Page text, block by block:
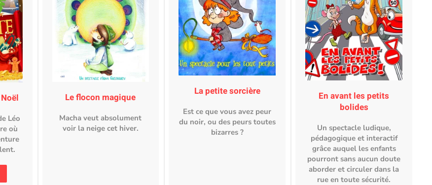
Léo
où
Le flocon magique
Macha veut absolument
voir la neige cet hiver.
La petite sorcière
Est ce que vous avez peur
du noir, ou des peurs toutes
bizarres ?
En avant les petits
bolides
Un spectacle ludique,
pédagogique et interactif
grâce auquel les enfants
pourront sans aucun doute
aborder et circuler dans la
rue en toute sécurité.